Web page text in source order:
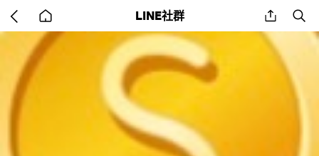
back
to
home
LINE社群 share